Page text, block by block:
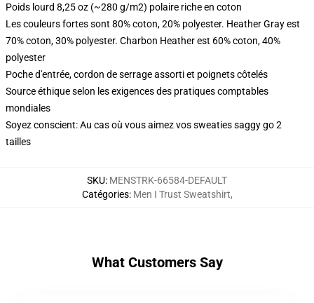
Poids lourd 8,25 oz (~280 g/m2) polaire riche en coton
Les couleurs fortes sont 80% coton, 20% polyester. Heather Gray est
70% coton, 30% polyester. Charbon Heather est 60% coton, 40%
polyester
Poche d'entrée, cordon de serrage assorti et poignets côtelés
Source éthique selon les exigences des pratiques comptables
mondiales
Soyez conscient: Au cas où vous aimez vos sweaties saggy go 2
tailles
SKU: MENSTRK-66584-DEFAULT
Catégories: Men I Trust Sweatshirt,
What Customers Say